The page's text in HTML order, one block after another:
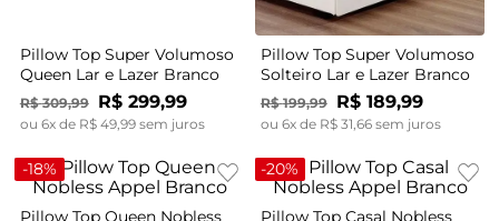
Pillow Top Super Volumoso
Queen Lar e Lazer Branco
R$ 309,99 R$ 299,99
ou 6x de R$ 49,99sem juros
Pillow Top Super Volumoso
Solteiro Lar e Lazer Branco
R$ 199,99 R$ 189,99
ou 6x de R$ 31,66sem juros
-18%
Pillow Top Queen Nobless
-20%
Pillow Top Casal Nobless